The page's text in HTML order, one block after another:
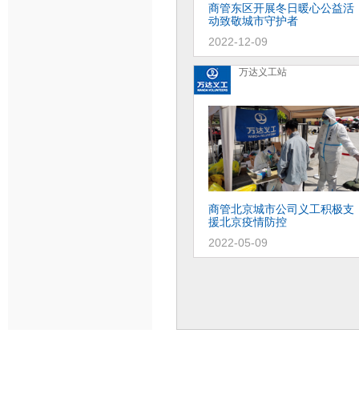
商管东区开展冬日暖心公益活
动致敬城市守护者
2022-12-09
万达义工站
商管北京城市公司义工积极支
援北京疫情防控
2022-05-09